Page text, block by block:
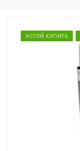
УСПЕЙ КУПИТЬ